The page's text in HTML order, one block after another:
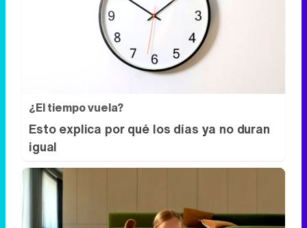
¿El tiempo vuela?
Esto explica por qué los días ya no duran
igual